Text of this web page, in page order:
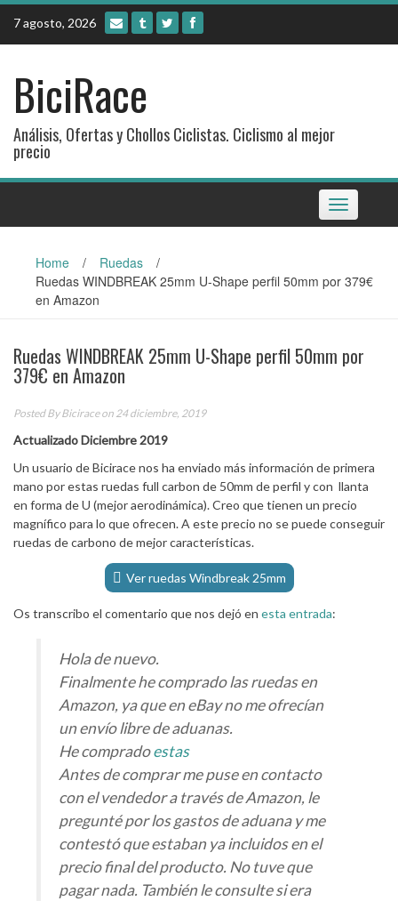
Skip
content
7 agosto, 2026
BiciRace
Análisis, Ofertas y Chollos Ciclistas. Ciclismo al mejor
precio
Toggle
navigation
Home / Ruedas
/
Ruedas WINDBREAK 25mm U-Shape perfil 50mm por 379€
en Amazon
Ruedas WINDBREAK 25mm U-Shape perfil 50mm por
379€ en Amazon
Posted ByBiciraceon 24 diciembre, 2019
Actualizado Diciembre 2019
Un usuario de Bicirace nos ha enviado más información de primera
mano por estas ruedas full carbon de 50mm de perfil y con llanta
en forma de U (mejor aerodinámica). Creo que tienen un precio
magnífico para lo que ofrecen. A este precio no se puede conseguir
ruedas de carbono de mejor características.
Ver ruedas Windbreak 25mm
Os transcribo el comentario que nos dejó en esta entrada:
Hola de nuevo.
Finalmente he comprado las ruedas en
Amazon, ya que en eBay no me ofrecían
un envío libre de aduanas.
He compradoestas
Antes de comprar me puse en contacto
con el vendedor a través de Amazon, le
pregunté por los gastos de aduana y me
contestó que estaban ya incluidos en el
precio final del producto. No tuve que
pagar nada. También le consulte si era